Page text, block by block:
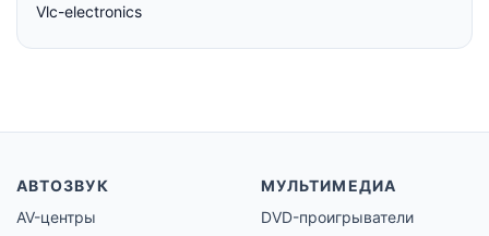
Vlc-electronics
АВТОЗВУК
AV-центры
МУЛЬТИМЕДИА
DVD-проигрыватели